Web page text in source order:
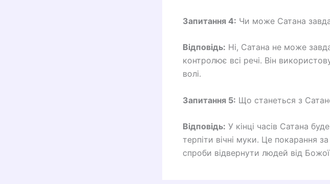
Запитання 4: Чи може Сатана
Відповідь: Ні, Сатана не може
контролює всі речі. Він
волі.
Запитання 5: Що станеться з
Відповідь: У кінці часів Сатана
терпіти вічні муки. Це покарання
спроби відвернути людей від